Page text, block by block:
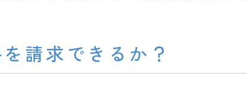
請求できるか？